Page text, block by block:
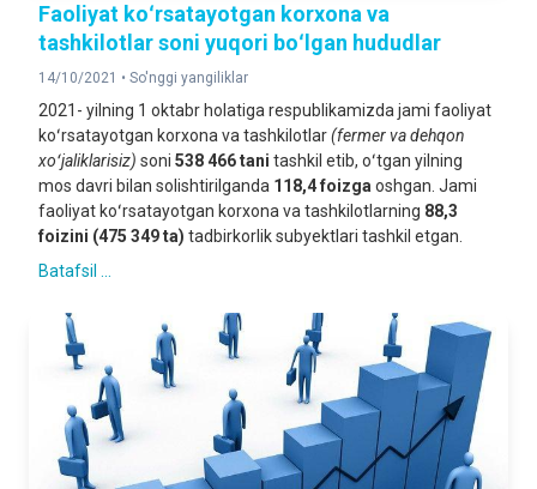
Faoliyat koʻrsatayotgan korxona va
tashkilotlar soni yuqori boʻlgan hududlar
14/10/2021 • So'nggi yangiliklar
2021- yilning 1 oktabr holatiga respublikamizda jami faoliyat
koʻrsatayotgan korxona va tashkilotlar(fermer va dehqon
xoʻjaliklarisiz) soni 538 466 tani tashkil etib, oʻtgan yilning
mos davri bilan solishtirilganda 118,4 foizga oshgan. Jami
faoliyat koʻrsatayotgan korxona va tashkilotlarning 88,3
foizini (475 349 ta) tadbirkorlik subyektlari tashkil etgan.
Batafsil ...